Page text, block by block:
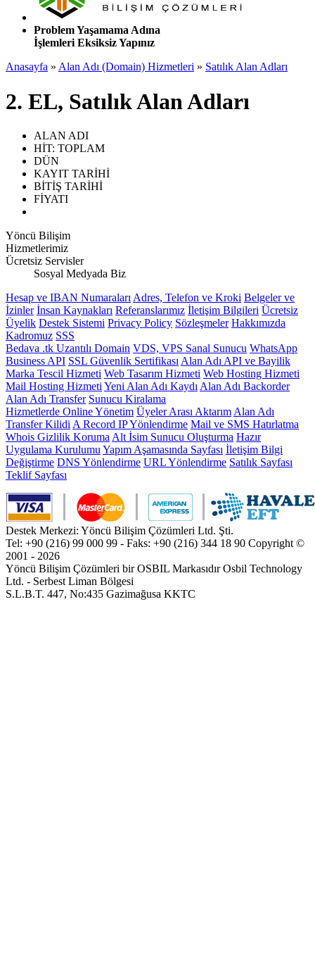
Problem Yaşamama Adına
İşlemleri Eksiksiz Yapınız
Anasayfa » Alan Adı (Domain) Hizmetleri » Satılık Alan Adları
2. EL, Satılık Alan Adları
ALAN ADI
HİT: TOPLAM
DÜN
KAYIT TARİHİ
BİTİŞ TARİHİ
FİYATI
Yöncü Bilişim
Hizmetlerimiz
Ücretsiz Servisler
Sosyal Medyada Biz
Hesap ve IBAN Numaraları Adres, Telefon ve Kroki Belgeler ve
İzinler İnsan Kaynakları Referanslarımız İletişim Bilgileri Ücretsiz
Üyelik Destek Sistemi Privacy Policy Sözleşmeler Hakkımızda
Kadromuz SSS
Bedava .tk Uzantılı Domain VDS, VPS Sanal Sunucu WhatsApp
Business API SSL Güvenlik Sertifikası Alan Adı API ve Bayilik
Marka Tescil Hizmeti Web Tasarım Hizmeti Web Hosting Hizmeti
Mail Hosting Hizmeti Yeni Alan Adı Kaydı Alan Adı Backorder
Alan Adı Transfer Sunucu Kiralama
Hizmetlerde Online Yönetim Üyeler Arası Aktarım Alan Adı
Transfer Kilidi A Record IP Yönlendirme Mail ve SMS Hatırlatma
Whois Gizlilik Koruma Alt İsim Sunucu Oluşturma Hazır
Uygulama Kurulumu Yapım Aşamasında Sayfası İletişim Bilgi
Değiştirme DNS Yönlendirme URL Yönlendirme Satılık Sayfası
Teklif Sayfası
Destek Merkezi: Yöncü Bilişim Çözümleri Ltd. Şti.
Tel: +90 (216) 99 000 99 - Faks: +90 (216) 344 18 90 Copyright ©
2001 - 2026
Yöncü Bilişim Çözümleri bir OSBIL Markasıdır Osbil Technology
Ltd. - Serbest Liman Bölgesi
S.L.B.T. 447, No:435 Gazimağusa KKTC